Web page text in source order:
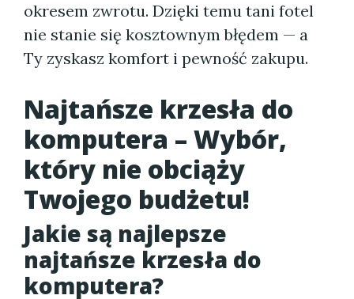
okresem zwrotu. Dzięki temu tani fotel
nie stanie się kosztownym błędem — a
Ty zyskasz komfort i pewność zakupu.
Najtańsze krzesła do
komputera – Wybór,
który nie obciąży
Twojego budżetu!
Jakie są najlepsze
najtańsze krzesła do
komputera?